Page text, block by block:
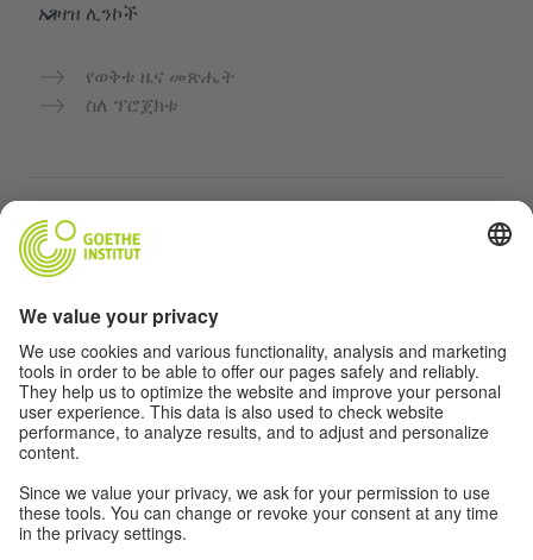
አገዛዝ ሊንኮች
የወቅቱ ዜና መጽሔት
ስለ ፕሮጀክቱ
የGoethe-Institut የጀርመን ቋንቋ ክፍሎች
የአስተማማኝ መድረክ „Deutschstunde“
ግላዊነት እና አንዳች እንቅስቃሴ የለሽ መዳረሻ
የግላዊነት ቅንብሮች